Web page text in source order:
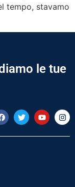
tempo, stavamo
le tue